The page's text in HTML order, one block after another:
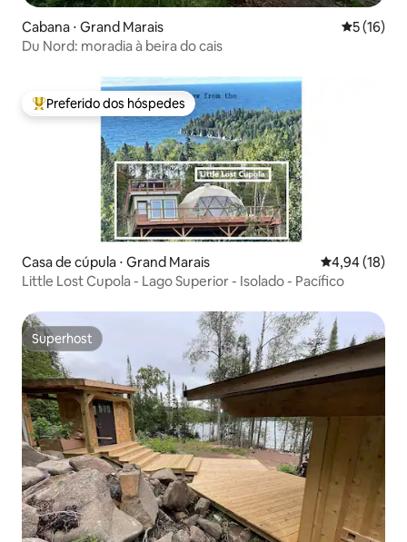
Cabana ⋅ Grand Marais 5 de uma
5 (16)
Du Nord: moradia à beira do cais
Entre os melhores preferidos dos hóspedes
Preferido dos hóspedes
Casa de cúpula ⋅ Grand Marais 4,94 de uma
4,94 (18)
Little Lost Cupola - Lago Superior - Isolado - Pacífico
Superhost
Superhost